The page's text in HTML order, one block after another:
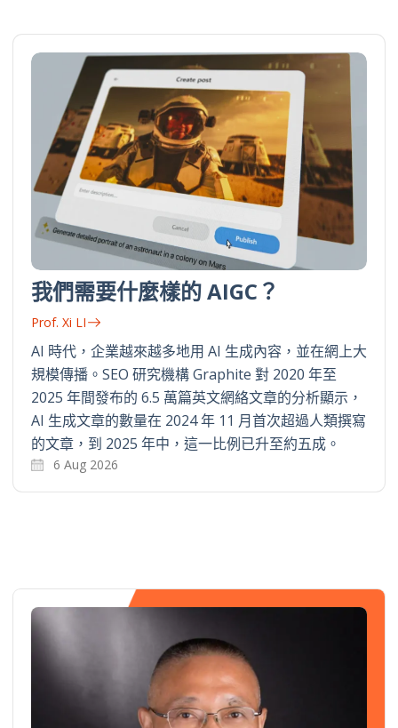
我們需要什麼樣的 AIGC？
Prof. Xi LI
AI 時代，企業越來越多地用 AI 生成內容，並在網上大
規模傳播。SEO 研究機構 Graphite 對 2020 年至
2025 年間發布的 6.5 萬篇英文網絡文章的分析顯示，
AI 生成文章的數量在 2024 年 11 月首次超過人類撰寫
的文章，到 2025 年中，這一比例已升至約五成。
6 Aug 2026